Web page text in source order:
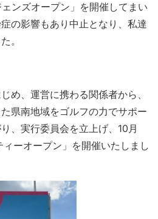
ンズオープン」を開催してまい
の影響もあり中止となり、私達
。
め、運営に携わる関係者から、
県南地域をゴルフの力でサポー
、実行委員会を立上げ、10月
ーオープン」を開催いたしまし